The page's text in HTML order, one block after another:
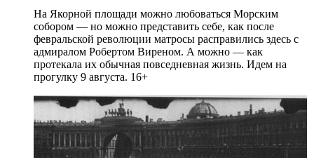
На Якорной площади можно любоваться Морским
собором — но можно представить себе, как после
февральской революции матросы расправились здесь с
адмиралом Робертом Виреном. А можно — как
протекала их обычная повседневная жизнь. Идем на
прогулку 9 августа. 16+